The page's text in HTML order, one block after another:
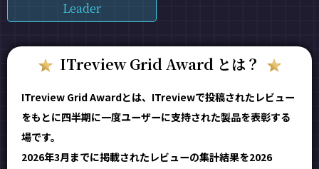
Leader
ITreview Grid Award とは？
ITreview Grid Awardとは、ITreviewで投稿されたレビュー
をもとに四半期に一度ユーザーに支持された製品を表彰する
場です。
2026年3月までに掲載されたレビューの集計結果を2026